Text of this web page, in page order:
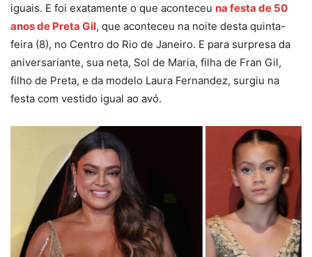
iguais. E foi exatamente o que aconteceu na festa de 50
anos de Preta Gil, que aconteceu na noite desta quinta-
feira (8), no Centro do Rio de Janeiro. E para surpresa da
aniversariante, sua neta, Sol de Maria, filha de Fran Gil,
filho de Preta, e da modelo Laura Fernandez, surgiu na
festa com vestido igual ao avó.